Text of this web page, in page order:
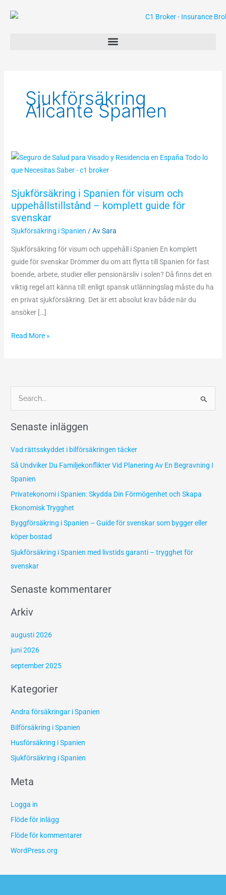
Sjukförsäkring
Alicante Spanien
Sjukförsäkring i Spanien för visum och
uppehållstillstånd – komplett guide för
svenskar
Sjukförsäkring i Spanien / AvSara
Sjukförsäkring för visum och uppehåll i Spanien En komplett
guide för svenskar Drömmer du om att flytta till Spanien för fast
boende, arbete, studier eller pensionärsliv i solen? Då finns det en
viktig regel att känna till: enligt spansk utlänningslag måste du ha
en privat sjukförsäkring. Det är ett absolut krav både när du
ansöker […]
Sjukförsäkring
i
för
visum
och
uppehållstillstånd
–
komplett
guide
för
svenskar
Read More »
k
t
e
r
:
Senaste inläggen
Vad rättsskyddet i bilförsäkringen täcker
Så Undviker Du Familjekonflikter Vid Planering Av En Begravning I
Spanien
Privatekonomi i Spanien: Skydda Din Förmögenhet och Skapa
Ekonomisk Trygghet
Byggförsäkring i Spanien – Guide för svenskar som bygger eller
köper bostad
Sjukförsäkring i Spanien med livstids garanti – trygghet för
svenskar
Senaste kommentarer
Arkiv
augusti 2026
juni 2026
september 2025
Kategorier
Andra försäkringar i Spanien
Bilförsäkring i Spanien
Husförsäkring i Spanien
Sjukförsäkring i Spanien
Meta
Logga in
Flöde för inlägg
Flöde för kommentarer
WordPress.org